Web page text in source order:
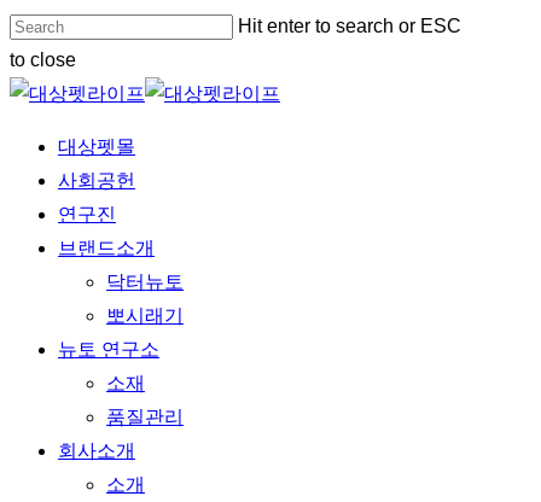
Skip
to
main
Hit enter to search or ESC
to close
Close
Menu 대상펫몰
사회공헌
연구진
브랜드소개
닥터뉴토
뽀시래기
뉴토 연구소
소재
품질관리
회사소개
소개